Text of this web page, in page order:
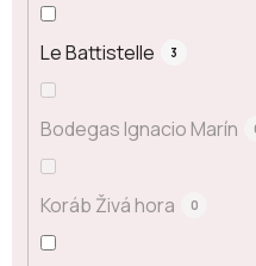
Le Battistelle 3
Bodegas Ignacio Marín
Koráb Živá hora 0